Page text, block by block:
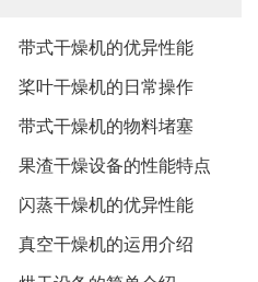
带式干燥机的优异性能
​桨叶干燥机的日常操作
带式干燥机的物料堵塞
果渣干燥设备的性能特点
闪蒸干燥机的优异性能
真空干燥机的运用介绍